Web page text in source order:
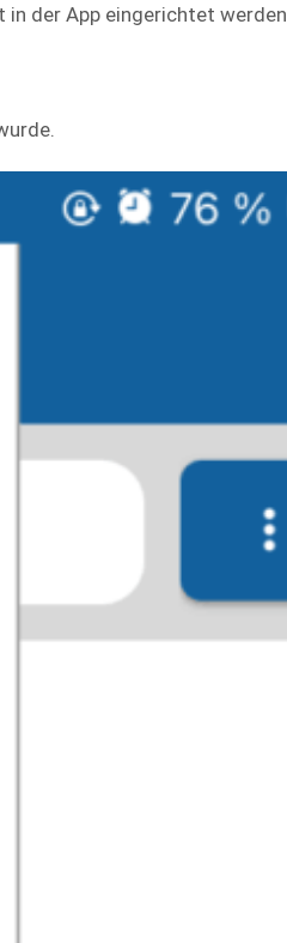
der App eingerichtet werden.